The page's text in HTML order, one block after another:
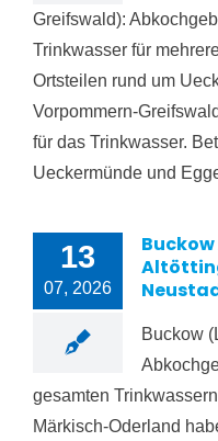
Greifswald):
Trinkwasser für
Ortsteilen rund um
Vorpommern-
für das Trinkwasser.
Ueckermünde und
13
07, 2026
Buckow
gesamten
Märkisch-Oderland